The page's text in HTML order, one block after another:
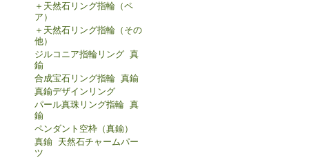
＋天然石リング指輪（ペ
ア）
＋天然石リング指輪（その
他）
ジルコニア指輪リング 真
鍮
合成宝石リング指輪 真鍮
真鍮デザインリング
パール真珠リング指輪 真
鍮
ペンダント空枠（真鍮）
真鍮 天然石チャームパー
ツ